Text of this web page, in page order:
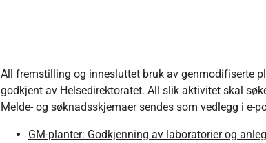
All fremstilling og innesluttet bruk av genmodifiserte
godkjent av Helsedirektoratet. All slik aktivitet skal
Melde- og søknadsskjemaer sendes som vedlegg i e-
GM-planter: Godkjenning av laboratorier og